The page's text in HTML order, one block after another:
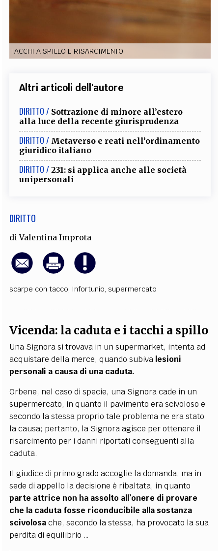
PUBBLICITÀ
SOCIAL MEDIA
TACCHI A SPILLO E RISARCIMENTO
Altri articoli dell'autore
DIRITTO / Sottrazione di minore all’estero
alla luce della recente giurisprudenza
DIRITTO / Metaverso e reati nell’ordinamento
giuridico italiano
DIRITTO / 231: si applica anche alle società
unipersonali
DIRITTO
diValentina Improta
scarpe con tacco, Infortunio,supermercato
Vicenda: la caduta e i tacchi a spillo
Una Signora si trovava in un supermarket, intenta ad
acquistare della merce, quando subiva lesioni
personali a causa di una caduta.
Orbene, nel caso di specie, una Signora cade in un
supermercato, in quanto il pavimento era scivoloso e
secondo la stessa proprio tale problema ne era stato
la causa; pertanto, la Signora agisce per ottenere il
risarcimento per i danni riportati conseguenti alla
caduta.
Il giudice di primo grado accoglie la domanda, ma in
sede di appello la decisione è ribaltata, in quanto
parte attrice non ha assolto all’onere di provare
che la caduta fosse riconducibile alla sostanza
scivolosache, secondo la stessa, ha provocato la sua
perdita di equilibrio …